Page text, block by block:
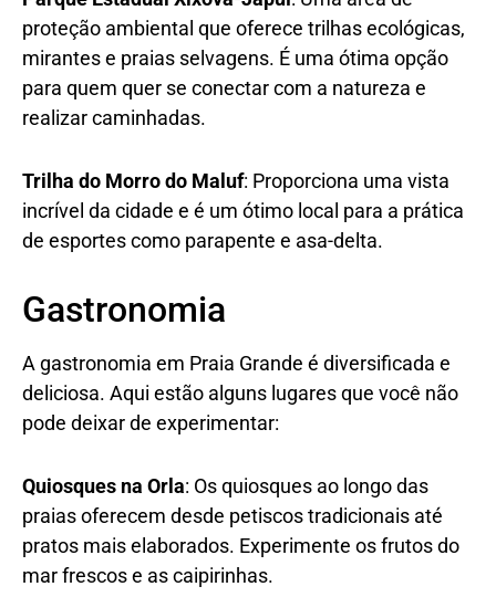
proteção ambiental que oferece trilhas ecológicas,
mirantes e praias selvagens. É uma ótima opção
para quem quer se conectar com a natureza e
realizar caminhadas.
Trilha do Morro do Maluf: Proporciona uma vista
incrível da cidade e é um ótimo local para a prática
de esportes como parapente e asa-delta.
Gastronomia
A gastronomia em Praia Grande é diversificada e
deliciosa. Aqui estão alguns lugares que você não
pode deixar de experimentar:
Quiosques na Orla: Os quiosques ao longo das
praias oferecem desde petiscos tradicionais até
pratos mais elaborados. Experimente os frutos do
mar frescos e as caipirinhas.